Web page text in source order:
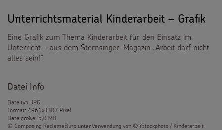
Unterrichtsmaterial Kinderarbeit – Grafik
Eine Grafik zum Thema Kinderarbeit für den Einsatz im
Unterricht – aus dem Sternsinger-Magazin „Arbeit darf nicht
alles sein!“
Datei Info
Dateityp: JPG
Format: 4961x3307 Pixel
Dateigröße: 5,0 MB
© Composing ReclameBüro unter Verwendung von © iStockphoto / Kinderarbeit